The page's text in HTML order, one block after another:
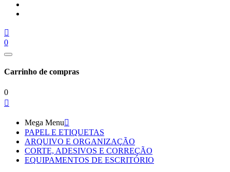

0
Carrinho de compras
0

Mega Menu
PAPEL E ETIQUETAS
ARQUIVO E ORGANIZAÇÃO
CORTE, ADESIVOS E CORREÇÃO
EQUIPAMENTOS DE ESCRITÓRIO